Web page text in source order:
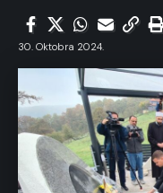
30. Oktobra 2024.